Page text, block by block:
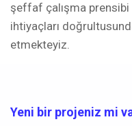
şeffaf çalışma
ihtiyaçları
etmekteyiz.
Yeni bir projeniz mi